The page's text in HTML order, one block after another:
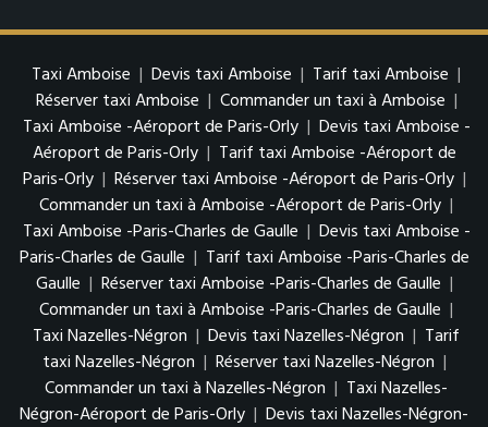
Taxi Amboise | Devis taxi Amboise | Tarif taxi Amboise |
Réserver taxi Amboise | Commander un taxi à Amboise |
Taxi Amboise -Aéroport de Paris-Orly | Devis taxi Amboise -
Aéroport de Paris-Orly | Tarif taxi Amboise -Aéroport de
Paris-Orly | Réserver taxi Amboise -Aéroport de Paris-Orly |
Commander un taxi à Amboise -Aéroport de Paris-Orly |
Taxi Amboise -Paris-Charles de Gaulle | Devis taxi Amboise -
Paris-Charles de Gaulle | Tarif taxi Amboise -Paris-Charles de
Gaulle | Réserver taxi Amboise -Paris-Charles de Gaulle |
Commander un taxi à Amboise -Paris-Charles de Gaulle |
Taxi Nazelles-Négron | Devis taxi Nazelles-Négron | Tarif
taxi Nazelles-Négron | Réserver taxi Nazelles-Négron |
Commander un taxi à Nazelles-Négron | Taxi Nazelles-
Négron-Aéroport de Paris-Orly | Devis taxi Nazelles-Négron-